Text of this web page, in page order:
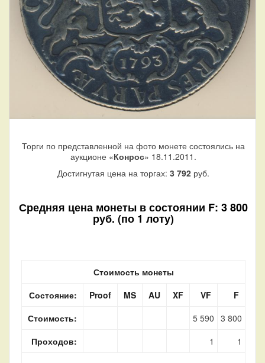
Торги по представленной на фото монете состоялись на
аукционе «Конрос» 18.11.2011.
Достигнутая цена на торгах: 3 792 руб.
Средняя цена монеты в состоянии F: 3 800
руб. (по 1 лоту)
Стоимость монеты
Состояние:
Proof MS AU XF VF
F
Стоимость:
5 590 3 800
Проходов:
1 1